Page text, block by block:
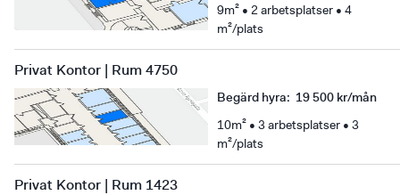
9m² • 2 arbetsplatser • 4
m²/plats
Privat Kontor | Rum 4750
Begärd hyra: 19 500 kr/mån
10m² • 3 arbetsplatser • 3
m²/plats
Privat Kontor | Rum 1423